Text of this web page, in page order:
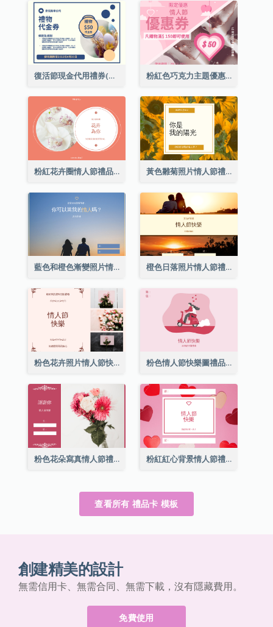
復活節現金代用禮券(附使用細則) 粉紅色巧克力主題優惠券
粉紅花卉圈情人節禮品卡 黃色雛菊照片情人節禮品卡
藍色和橙色漸變照片情人節禮品卡 橙色日落照片情人節禮品卡
粉色花卉照片情人節快樂禮品卡 粉色情人節快樂圖禮品卡
粉色花朵寫真情人節禮品卡 粉紅紅心背景情人節禮品卡
查看所有 禮品卡 模板
創建精美的設計
無需信用卡、無需合同、無需下載，沒有隱藏費用。
免費使用